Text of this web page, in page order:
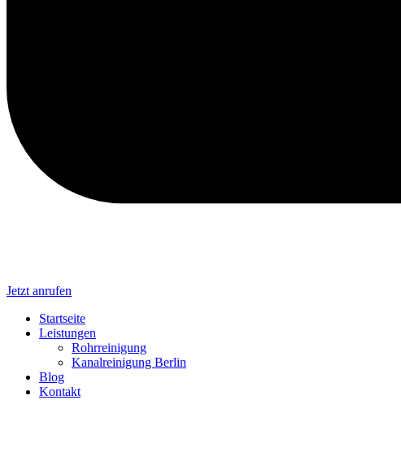
Jetzt anrufen
Startseite
Leistungen
Rohrreinigung
Kanalreinigung Berlin
Blog
Kontakt